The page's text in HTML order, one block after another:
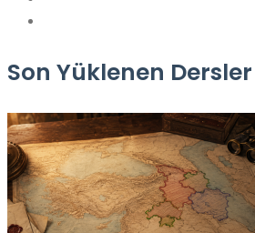
Son Yüklenen Dersler